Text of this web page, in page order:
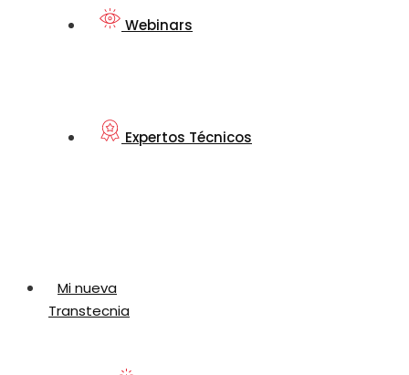
Webinars
Expertos Técnicos
Mi nueva
Transtecnia